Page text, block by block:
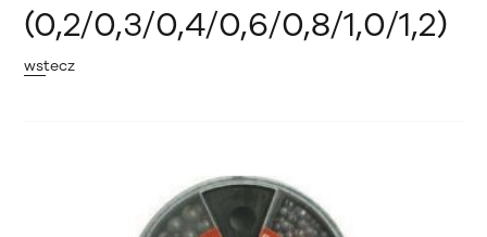
(0,2/0,3/0,4/0,6/0,8/1,0/1,2)
wstecz